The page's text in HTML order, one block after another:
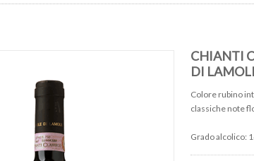
CHIANTI
DI
Colore rubino
classiche note
Grado alcolico: